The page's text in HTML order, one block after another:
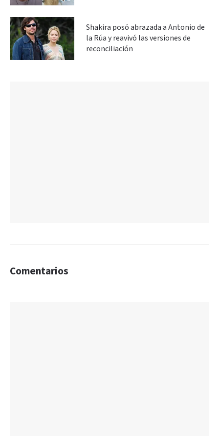
Shakira posó abrazada a Antonio de
la Rúa y reavivó las versiones de
reconciliación
Comentarios